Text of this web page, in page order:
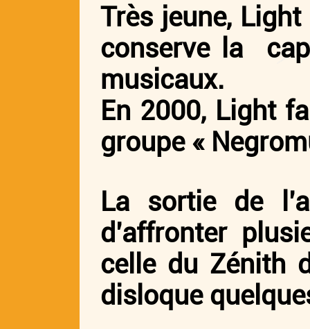
Très jeune,
conserve la
musicaux.
En 2000, Light
groupe «
La sortie de
d’affronter
celle du Zénith
disloque